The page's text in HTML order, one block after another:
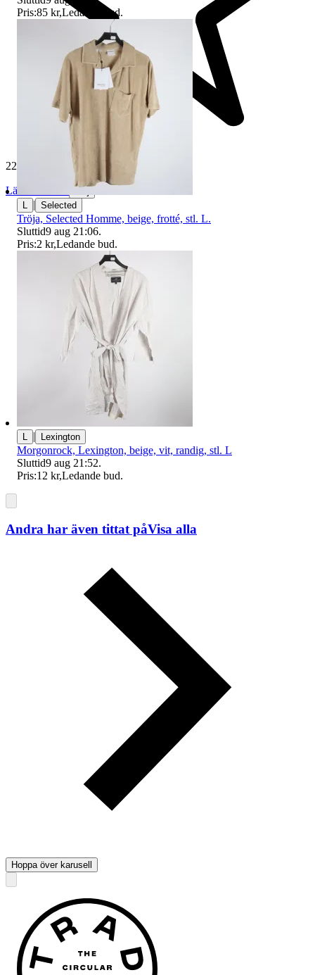
229 484 omdömen
Läs omdömen
Pris:85 kr,Ledande bud.
| Selected
Tröja, Selected Homme, beige, frotté, stl. L.
Sluttid9 aug 21:06.
Pris:2 kr,Ledande bud.
| Lexington
Morgonrock, Lexington, beige, vit, randig, stl. L
Sluttid9 aug 21:52.
Pris:12 kr,Ledande bud.
Andra har även tittat påVisa alla
Hoppa över karusell